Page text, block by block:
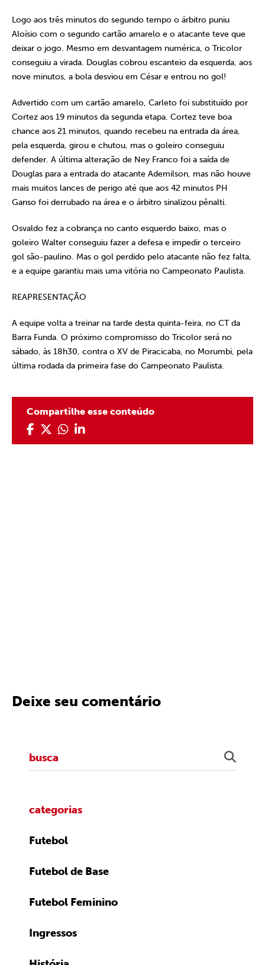
Logo aos três minutos do segundo tempo o árbitro puniu
Aloísio com o segundo cartão amarelo e o atacante teve que
deixar o jogo. Mesmo em desvantagem numérica, o Tricolor
conseguiu a virada. Douglas cobrou escanteio da esquerda, aos
nove minutos, a bola desviou em César e entrou no gol!
Advertido com um cartão amarelo, Carleto foi substituído por
Cortez aos 19 minutos da segunda etapa. Cortez teve boa
chance aos 21 minutos, quando recebeu na entrada da área,
pela esquerda, girou e chutou, mas o goleiro conseguiu
defender. A última alteração de Ney Franco foi a saída de
Douglas para a entrada do atacante Ademilson, mas não houve
mais muitos lances de perigo até que aos 42 minutos PH
Ganso foi derrubado na área e o árbitro sinalizou pênalti.
Osvaldo fez a cobrança no canto esquerdo baixo, mas o
goleiro Walter conseguiu fazer a defesa e impedir o terceiro
gol são-paulino. Mas o gol perdido pelo atacante não fez falta,
e a equipe garantiu mais uma vitória no Campeonato Paulista.
REAPRESENTAÇÃO
A equipe volta a treinar na tarde desta quinta-feira, no CT da
Barra Funda. O próximo compromisso do Tricolor será no
sábado, às 18h30, contra o XV de Piracicaba, no Morumbi, pela
última rodada da primeira fase do Campeonato Paulista.
Compartilhe esse conteúdo
Deixe seu comentário
categorias
Futebol
Futebol de Base
Futebol Feminino
Ingressos